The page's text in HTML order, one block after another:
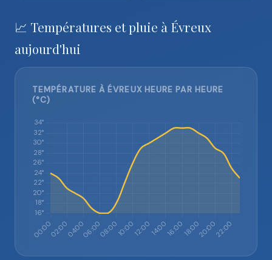
📈 Températures et pluie à Évreux
aujourd'hui
TEMPÉRATURE À ÉVREUX HEURE PAR HEURE
(°C)